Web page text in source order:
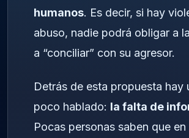
humanos. Es decir, si hay
abuso, nadie podrá obligar a
a “conciliar” con su agresor.
Detrás de esta propuesta hay
poco hablado: la falta de
Pocas personas saben que